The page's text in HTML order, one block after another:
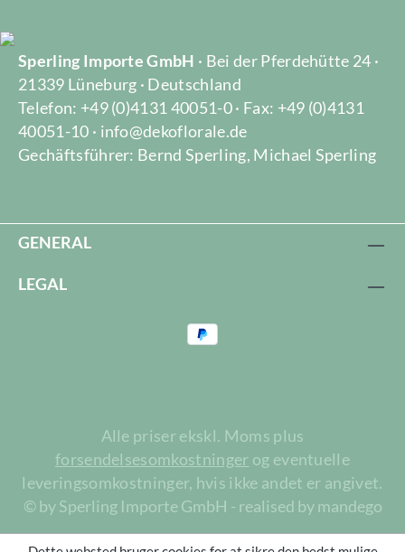
Sperling Importe GmbH · Bei der Pferdehütte 24 ·
21339 Lüneburg · Deutschland
Telefon: +49 (0)4131 40051-0 · Fax: +49 (0)4131
40051-10 · info@dekoflorale.de
Gechäftsführer: Bernd Sperling, Michael Sperling
GENERAL
LEGAL
Alle priser ekskl. Moms plus
forsendelsesomkostninger og eventuelle
leveringsomkostninger, hvis ikke andet er angivet.
© by Sperling Importe GmbH - realised by mandego